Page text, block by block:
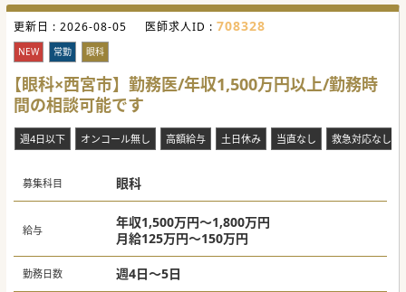
【募集背景】
・前向き、アグレッシブでチャレンジしていける人、病院が
目指す方向性に共感できる人を募集されております。
・急性期で勤務されていた方のセカンドキャリアとして、一
般病棟から退院される方の出口を診たい方にもオススメで
す。
#秋入職可
更新日 : 2026-08-05 医師求人ID : 708328
NEW 常勤 眼科
【眼科×西宮市】勤務医/年収1,500万円以上/勤務時
間の相談可能です
週4日以下 オンコール無し 高額給与 土日休み 当直なし 救急対応なし
募集科目 眼科
給与
年収1,500万円～1,800万円
月給125万円～150万円
勤務日数 週4日～5日